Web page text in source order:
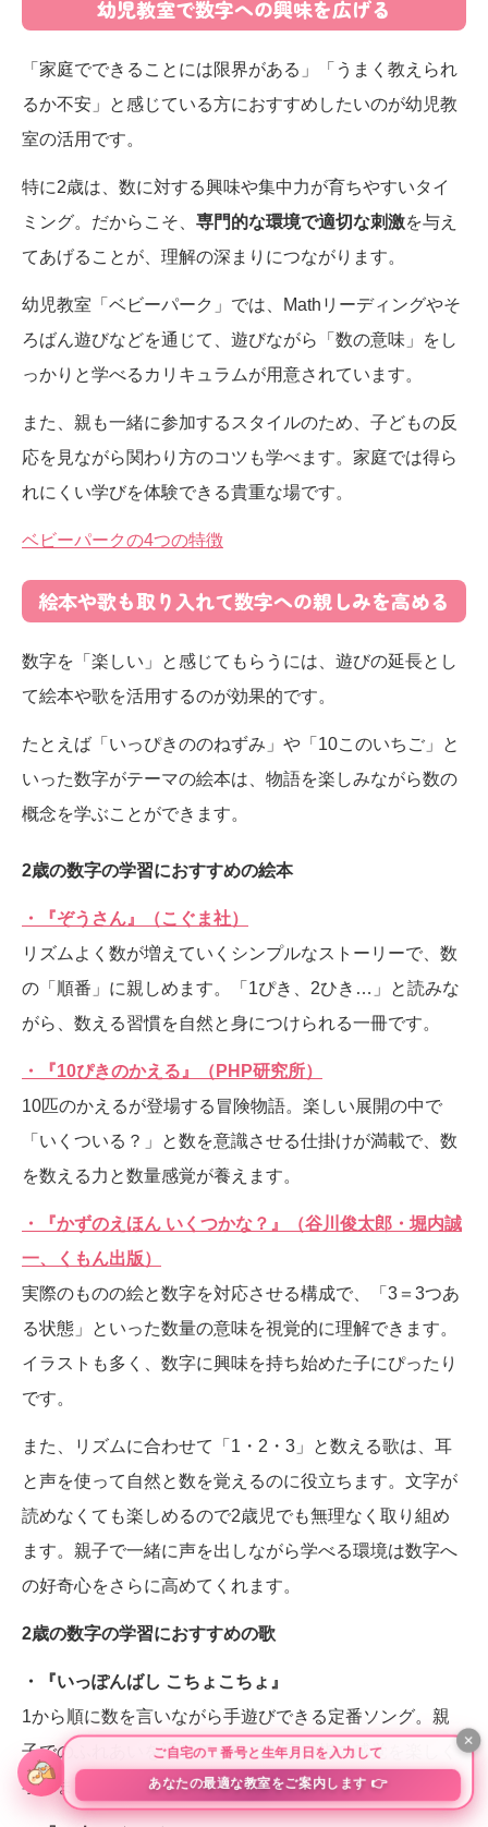
幼児教室で数字への興味を広げる
「家庭でできることには限界がある」「うまく教えられ
るか不安」と感じている方におすすめしたいのが幼児教
室の活用です。
特に2歳は、数に対する興味や集中力が育ちやすいタイ
ミング。だからこそ、 専門的な環境で適切な刺激を与え
てあげることが、理解の深まりにつながります。
幼児教室「ベビーパーク」では、Mathリーディングやそ
ろばん遊びなどを通じて、遊びながら「数の意味」をし
っかりと学べるカリキュラムが用意されています。
また、親も一緒に参加するスタイルのため、子どもの反
応を見ながら関わり方のコツも学べます。家庭では得ら
れにくい学びを体験できる貴重な場です。
ベビーパークの4つの特徴
絵本や歌も取り入れて数字への親しみを高める
数字を「楽しい」と感じてもらうには、遊びの延長とし
て絵本や歌を活用するのが効果的です。
たとえば「いっぴきののねずみ」や「10このいちご」と
いった数字がテーマの絵本は、物語を楽しみながら数の
概念を学ぶことができます。
2歳の数字の学習におすすめの絵本
・『ぞうさん』（こぐま社）
リズムよく数が増えていくシンプルなストーリーで、数
の「順番」に親しめます。「1ぴき、2ひき…」と読みな
がら、数える習慣を自然と身につけられる一冊です。
・『10ぴきのかえる』（PHP研究所）
10匹のかえるが登場する冒険物語。楽しい展開の中で
「いくついる？」と数を意識させる仕掛けが満載で、数
を数える力と数量感覚が養えます。
・『かずのえほん いくつかな？』（谷川俊太郎・堀内誠
一、くもん出版）
実際のものの絵と数字を対応させる構成で、「3＝3つあ
る状態」といった数量の意味を視覚的に理解できます。
イラストも多く、数字に興味を持ち始めた子にぴったり
です。
また、リズムに合わせて「1・2・3」と数える歌は、耳
と声を使って自然と数を覚えるのに役立ちます。文字が
読めなくても楽しめるので2歳児でも無理なく取り組め
ます。親子で一緒に声を出しながら学べる環境は数字へ
の好奇心をさらに高めてくれます。
2歳の数字の学習におすすめの歌
・『いっぽんばし こちょこちょ』
1から順に数を言いながら手遊びできる定番ソング。親
子でのふれあいを通して、数の順序や指の感覚を楽しく
学べます。